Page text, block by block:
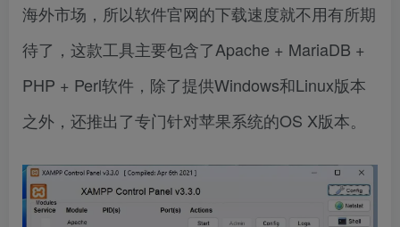
海外市场，所以软件官网的下载速度就不用有所期
待了，这款工具主要包含了Apache + MariaDB +
PHP + Perl软件，除了提供Windows和Linux版本
之外，还推出了专门针对苹果系统的OS X版本。